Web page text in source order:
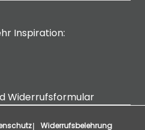
Inspiration:
Widerrufsformular
Widerrufsbelehrung